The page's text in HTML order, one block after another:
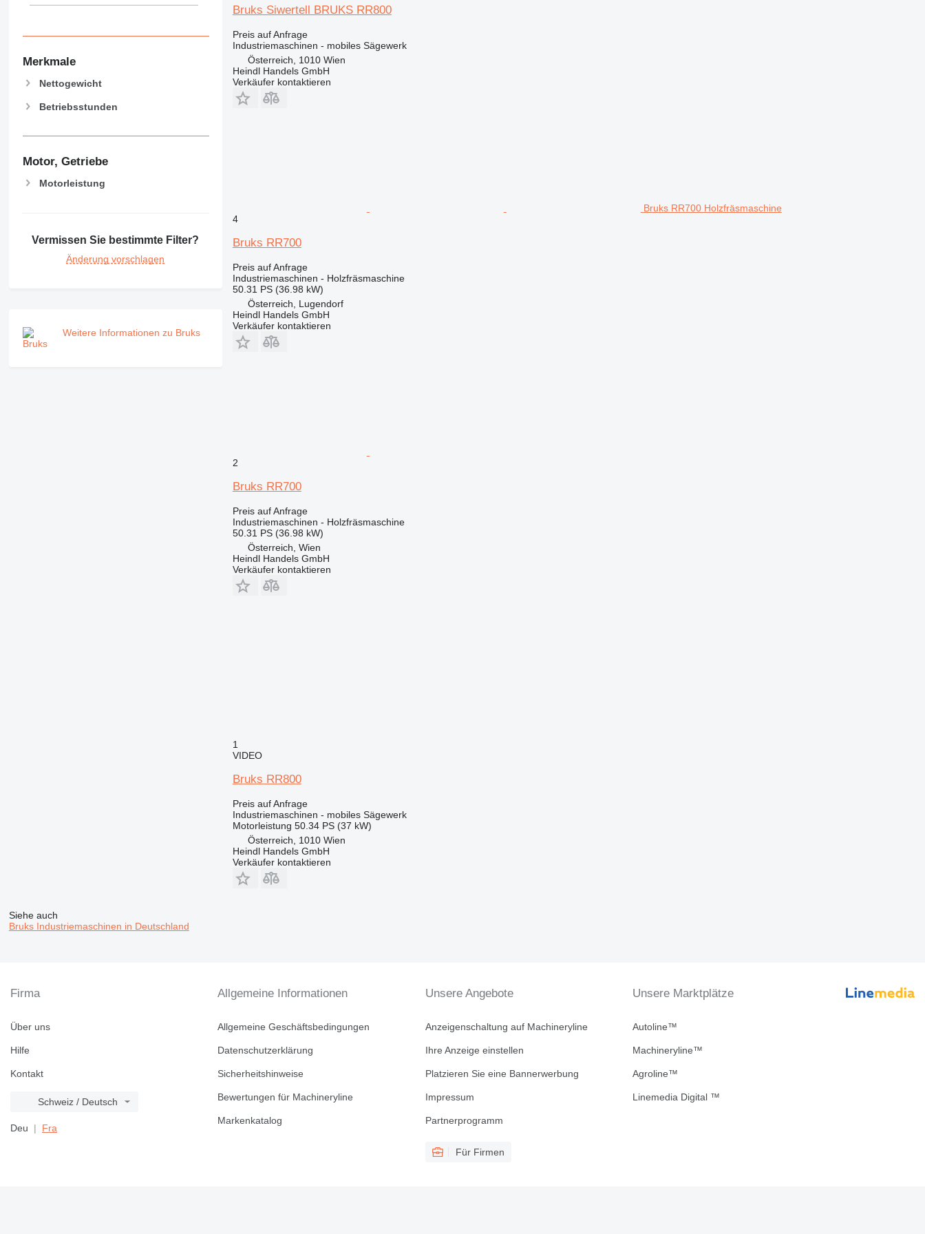
Merkmale
Nettogewicht
Betriebsstunden
Motor, Getriebe
Motorleistung
Vermissen Sie bestimmte Filter?
Änderung vorschlagen
Weitere Informationen zu Bruks
Bruks Siwertell BRUKS RR800
Preis auf Anfrage
Industriemaschinen - mobiles Sägewerk
Österreich, 1010 Wien
Heindl Handels GmbH
Verkäufer kontaktieren
Bruks RR700 Holzfräsmaschine
4
Bruks RR700
Preis auf Anfrage
Industriemaschinen - Holzfräsmaschine
50.31 PS (36.98 kW)
Österreich, Lugendorf
Heindl Handels GmbH
Verkäufer kontaktieren
2
Bruks RR700
Preis auf Anfrage
Industriemaschinen - Holzfräsmaschine
50.31 PS (36.98 kW)
Österreich, Wien
Heindl Handels GmbH
Verkäufer kontaktieren
1
VIDEO
Bruks RR800
Preis auf Anfrage
Industriemaschinen - mobiles Sägewerk
Motorleistung 50.34 PS (37 kW)
Österreich, 1010 Wien
Heindl Handels GmbH
Verkäufer kontaktieren
Siehe auch
Bruks Industriemaschinen in Deutschland
Firma
Über uns
Hilfe
Kontakt
Schweiz / Deutsch
Deu Fra
Allgemeine Informationen
Allgemeine Geschäftsbedingungen
Datenschutzerklärung
Sicherheitshinweise
Bewertungen für Machineryline
Markenkatalog
Unsere Angebote
Anzeigenschaltung auf Machineryline
Ihre Anzeige einstellen
Platzieren Sie eine Bannerwerbung
Impressum
Partnerprogramm
Für Firmen
Unsere Marktplätze
Autoline™
Machineryline™
Agroline™
Linemedia Digital ™